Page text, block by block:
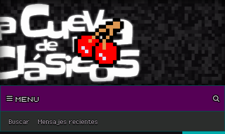
Buscar Mensajes recientes
MENU